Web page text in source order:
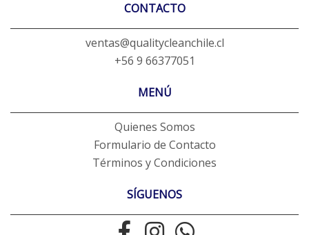
CONTACTO
ventas@qualitycleanchile.cl
+56 9 66377051
MENÚ
Quienes Somos
Formulario de Contacto
Términos y Condiciones
SÍGUENOS